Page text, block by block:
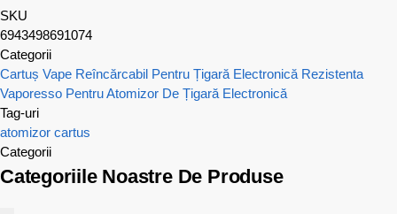
SKU
6943498691074
Categorii
Cartuș Vape Reîncărcabil Pentru Țigară Electronică Rezistenta
Vaporesso Pentru Atomizor De Țigară Electronică
Tag-uri
atomizor cartus
Categorii
Categoriile Noastre De Produse